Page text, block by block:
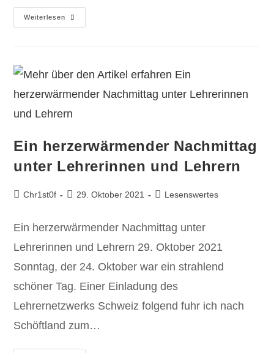
Weiterlesen
Ein herzerwärmender Nachmittag
unter Lehrerinnen und Lehrern
Chr1st0f 29. Oktober 2021 Lesenswertes
Ein herzerwärmender Nachmittag unter
Lehrerinnen und Lehrern 29. Oktober 2021
Sonntag, der 24. Oktober war ein strahlend
schöner Tag. Einer Einladung des
Lehrernetzwerks Schweiz folgend fuhr ich nach
Schöftland zum…